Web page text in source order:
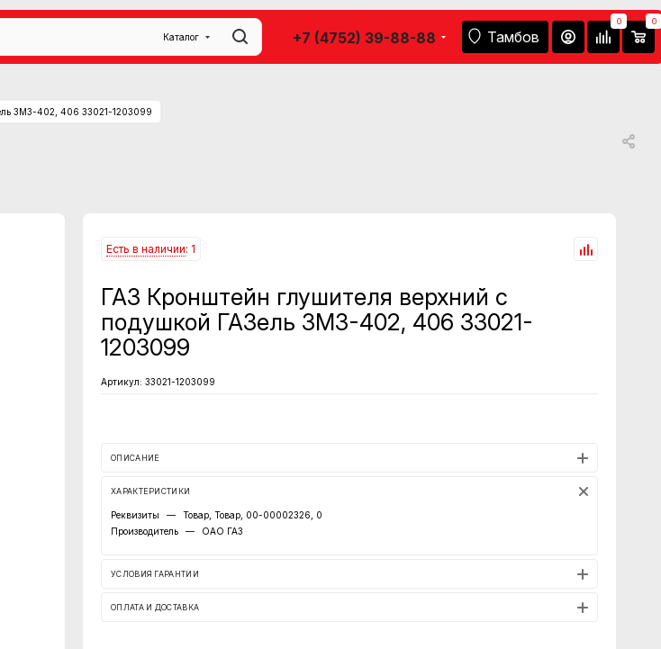
Каталог +7 (4752) 39-88-88 Тамбов
0 0
ЗМЗ-402, 406 33021-1203099
Есть в наличии: 1
ГАЗ Кронштейн глушителя верхний с
подушкой ГАЗель ЗМЗ-402, 406 33021-
1203099
Артикул: 33021-1203099
ОПИСАНИЕ
ХАРАКТЕРИСТИКИ
Реквизиты —
Товар, Товар, 00-00002326, 0
Производитель
— ОАО ГАЗ
УСЛОВИЯ ГАРАНТИИ
ОПЛАТА И ДОСТАВКА